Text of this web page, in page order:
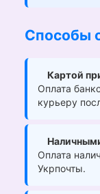
Способы
Картой
Оплата
курьеру
Оплата
Укрпочты.